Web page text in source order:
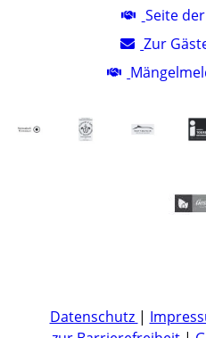
Seite
Zur
Datenschutz |